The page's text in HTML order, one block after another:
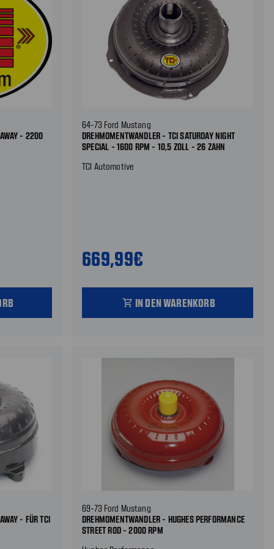
- 2200
64-73 Ford Mustang
DREHMOMENTWANDLER - TCI SATURDAY NIGHT
SPECIAL - 1600 RPM - 10,5 ZOLL - 26 ZAHN
TCI Automotive
669,99€
shopping_cart IN DEN WARENKORB
- FÜR TCI
69-73 Ford Mustang
DREHMOMENTWANDLER - HUGHES PERFORMANCE
STREET ROD - 2000 RPM